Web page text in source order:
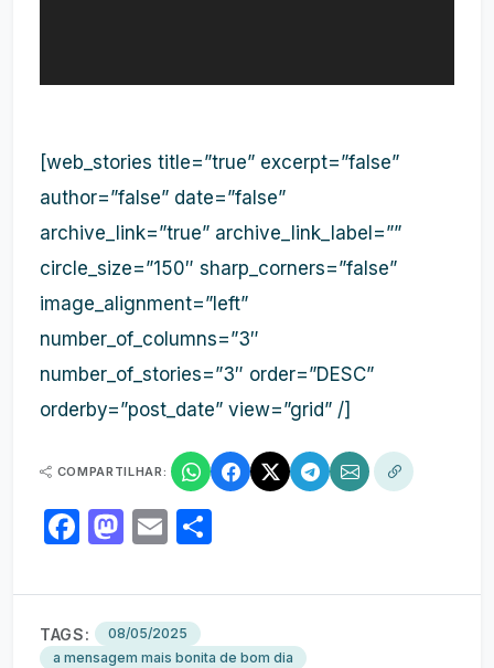
[web_stories title=”true” excerpt=”false”
author=”false” date=”false”
archive_link=”true” archive_link_label=””
circle_size=”150″ sharp_corners=”false”
image_alignment=”left”
number_of_columns=”3″
number_of_stories=”3″ order=”DESC”
orderby=”post_date” view=”grid” /]
COMPARTILHAR:
Facebook
Mastodon
Email
TAGS:
08/05/2025
a mensagem mais bonita de bom dia